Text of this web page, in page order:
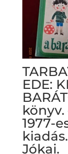
EDE:
könyv.
1977-
kiadás.
Jókai.